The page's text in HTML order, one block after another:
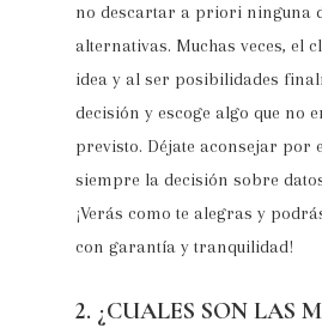
no descartar a priori ninguna
alternativas. Muchas veces, el
idea y al ser posibilidades
decisión y escoge algo que no
previsto. Déjate aconsejar por
siempre la decisión sobre
¡Verás como te alegras y
con garantía y tranquilidad!
2. ¿CUALES SON LAS